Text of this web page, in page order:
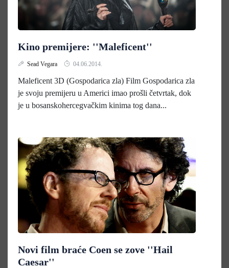
Kino premijere: ''Maleficent''
Sead Vegara 04.06.2014.
Maleficent 3D (Gospodarica zla) Film Gospodarica zla
je svoju premijeru u Americi imao prošli četvrtak, dok
je u bosanskohercegvačkim kinima tog dana...
Novi film braće Coen se zove ''Hail
Caesar''